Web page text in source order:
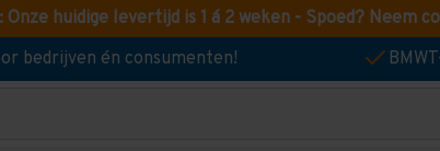
Onze huidige levertijd is 1 á 2 weken - Spoed? Neem
bedrijven én consumenten!